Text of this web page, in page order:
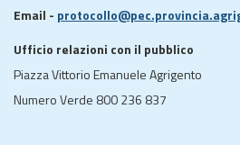
Email -
Ufficio relazioni con il pubblico
Piazza Vittorio Emanuele Agrigento
Numero Verde 800 236 837